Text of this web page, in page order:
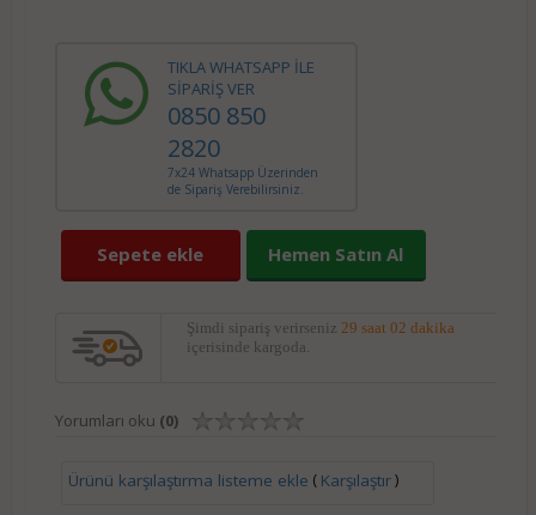
TIKLA WHATSAPP İLE
SİPARİŞ VER
0850 850
2820
7x24 Whatsapp Üzerinden
de Sipariş Verebilirsiniz.
Sepete ekle Hemen Satın Al
Şimdi sipariş verirseniz 29 saat 02 dakika
içerisinde kargoda.
Yorumları oku (0)
Ürünü karşılaştırma listeme ekle ( Karşılaştır)